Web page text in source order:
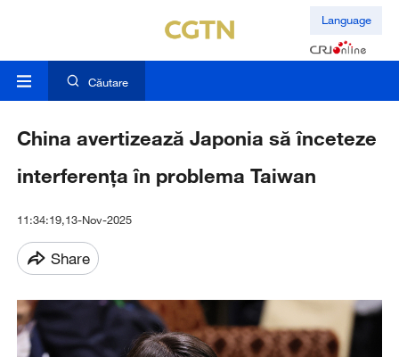
Language
Căutare
China avertizează Japonia să înceteze
interferența în problema Taiwan
11:34:19,13-Nov-2025
Share